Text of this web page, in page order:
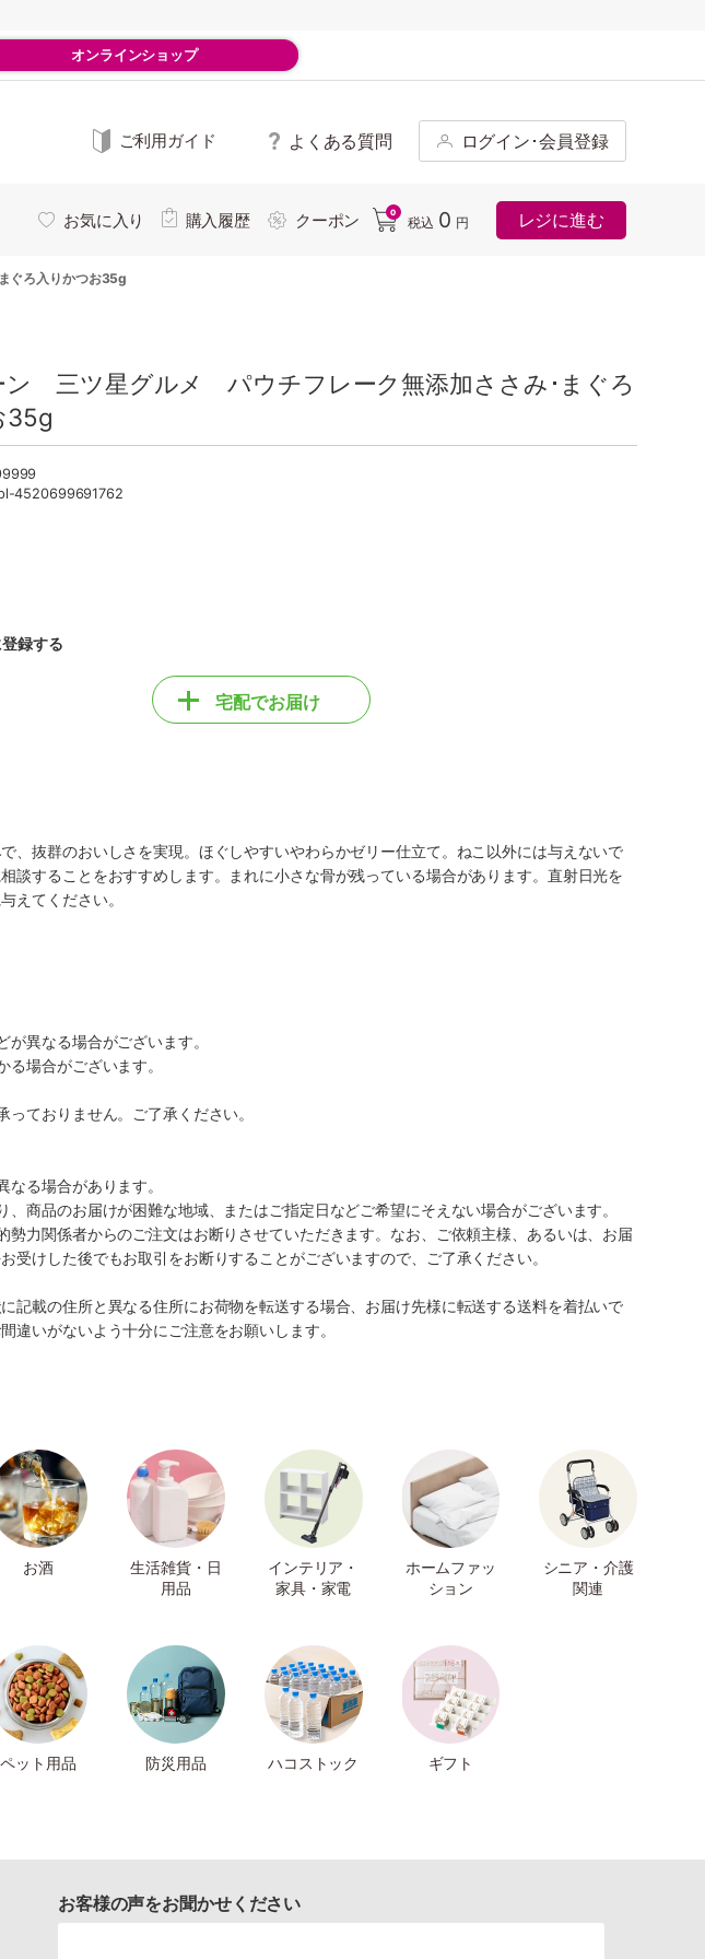
オンラインショップ
ご利用ガイド よくある質問 ログイン･会員登録
お気に入り 購入履歴 クーポン 0
税込 0 円 レジに進む
ぐろ入りかつお35g
ン 三ツ星グルメ パウチフレーク無添加ささみ･まぐろ
35g
4520699691762
録する
宅配でお届け
、抜群のおいしさを実現。ほぐしやすいやわらかゼリー仕立て。ねこ以外には与えないで
談することをおすすめします。まれに小さな骨が残っている場合があります。直射日光を
えてください。
異なる場合がございます。
場合がございます。
ておりません。ご了承ください。
る場合があります。
商品のお届けが困難な地域、またはご指定日などご希望にそえない場合がございます。
力関係者からのご注文はお断りさせていただきます。なお、ご依頼主様、あるいは、お届
けした後でもお取引をお断りすることがございますので、ご了承ください。
記載の住所と異なる住所にお荷物を転送する場合、お届け先様に転送する送料を着払いで
違いがないよう十分にご注意をお願いします。
お酒
生活雑貨・日
用品
インテリア・
家具・家電
ホームファッ
ション
シニア・介護
関連
ペット用品 防災用品 ハコストック ギフト
お客様の声をお聞かせください